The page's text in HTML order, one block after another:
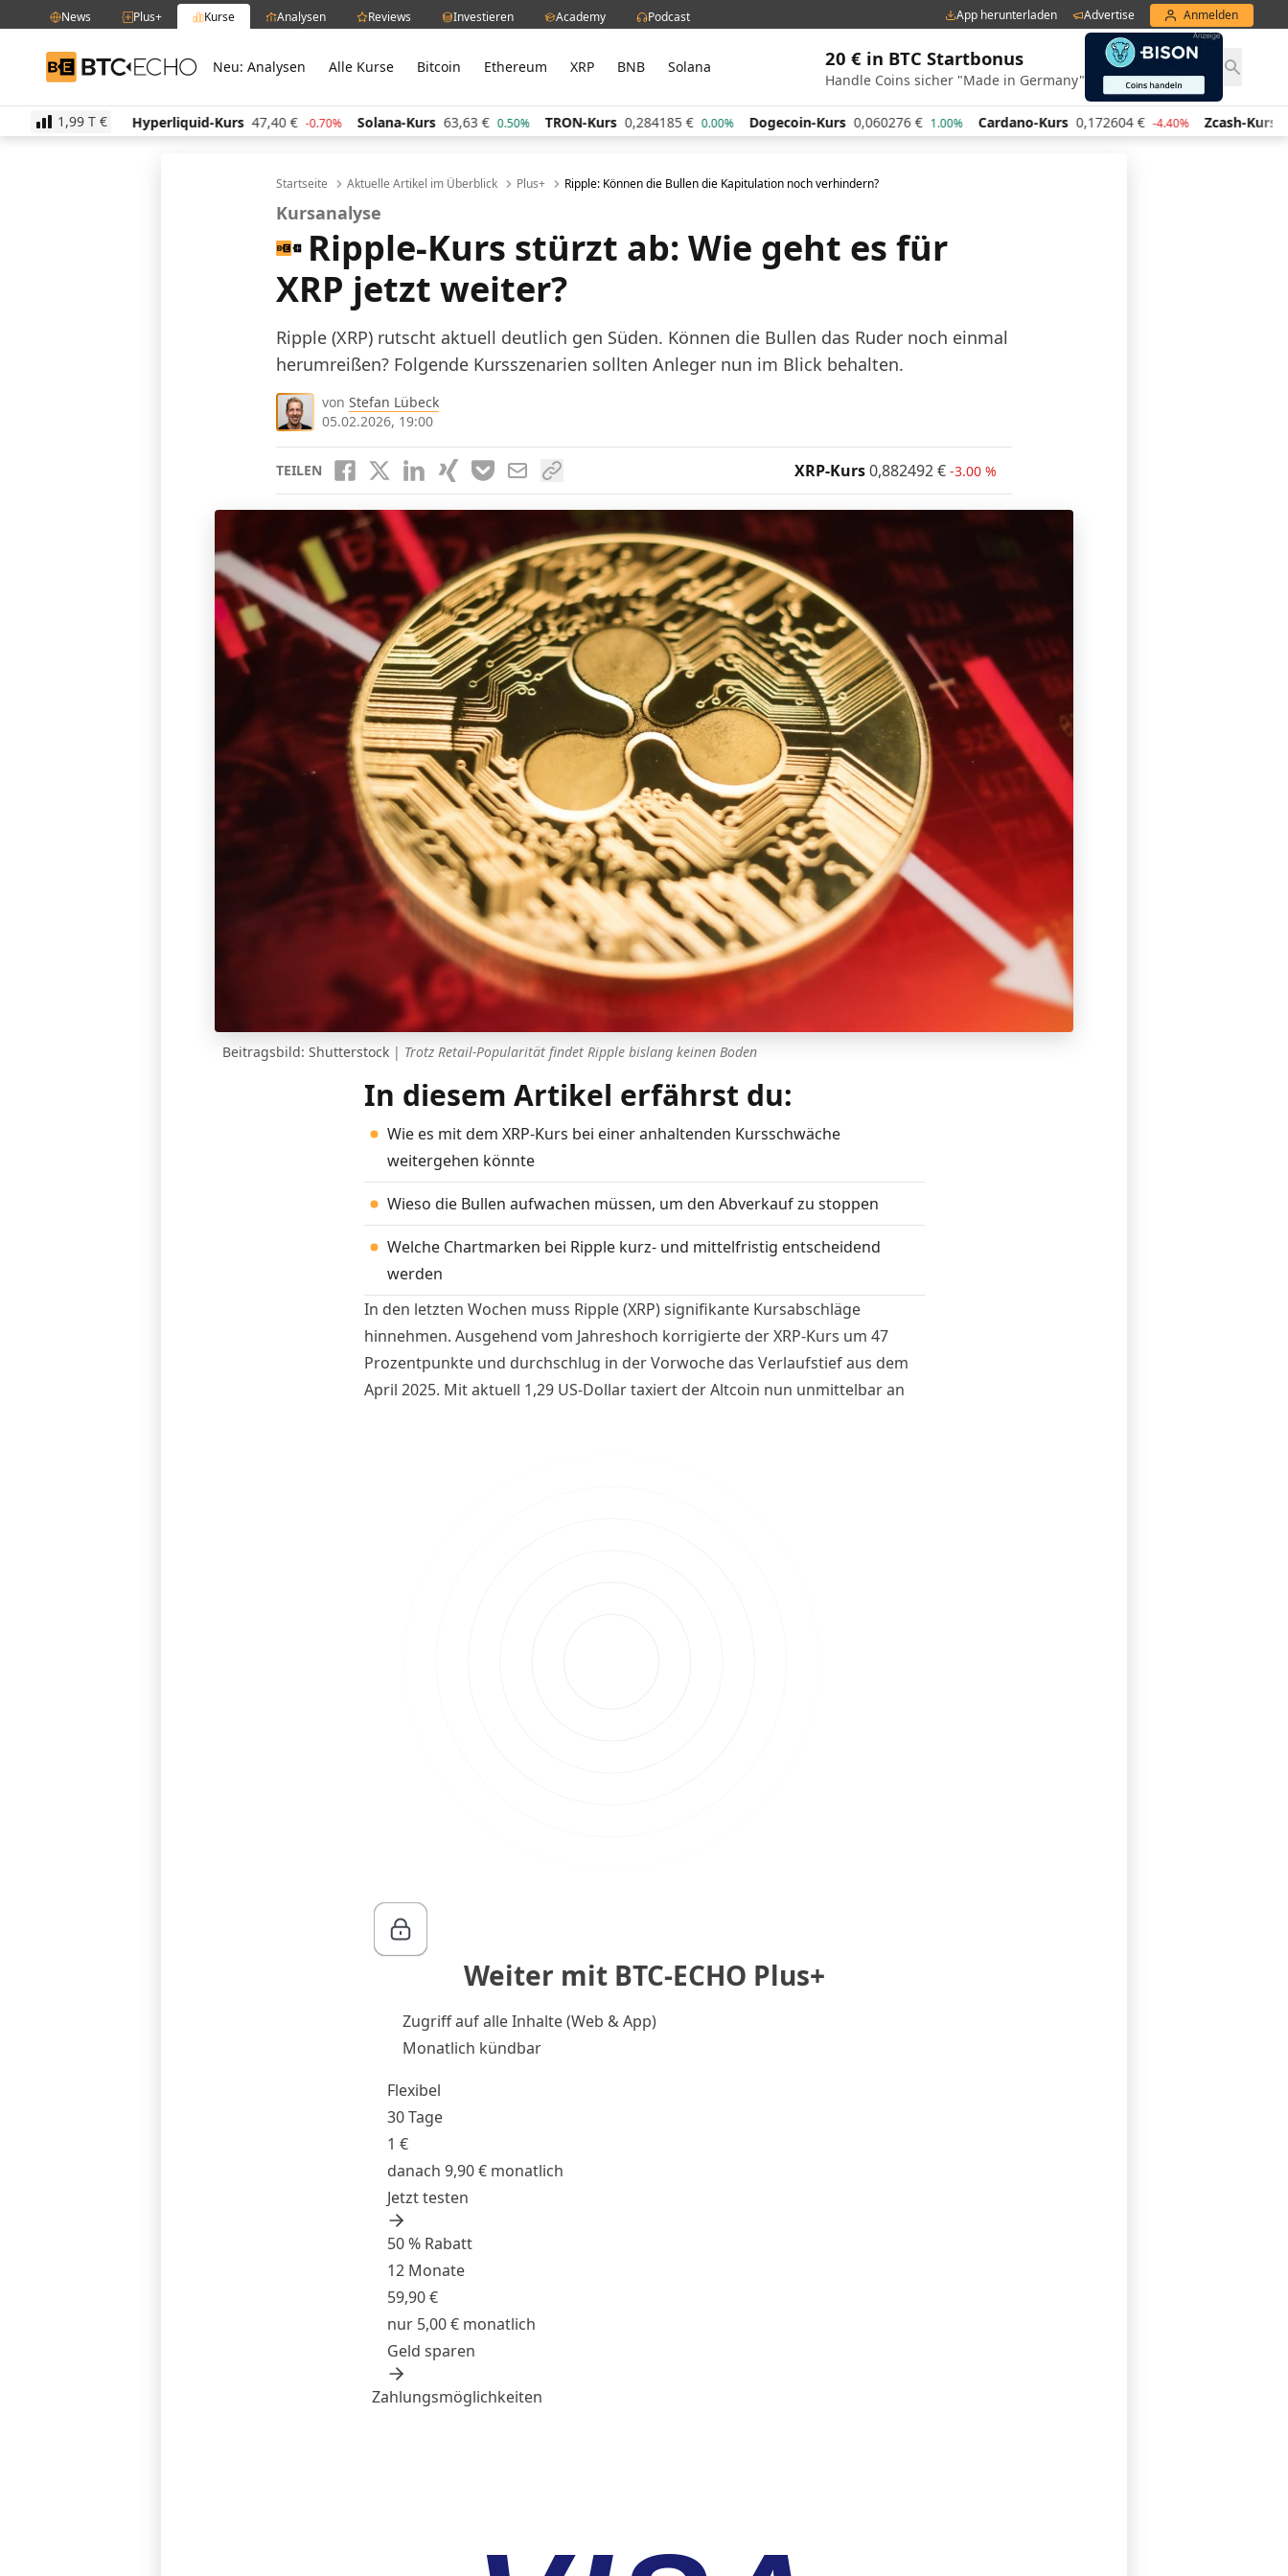
News Plus+ Kurse Analysen Reviews Investieren Academy Podcast App herunterladen Advertise Anmelden
BTC-ECHO Neu: Analysen Alle Kurse Bitcoin Ethereum XRP BNB Solana 20 € in BTC Startbonus
Handle Coins sicher "Made in Germany"
1,99 T €
0.00% Hyperliquid-Kurs 47,40 € -0.70% Solana-Kurs 63,63 € 0.50% TRON-Kurs 0,284185 € 0.00% Dogecoin-Kurs 0,060276 € 1.00% Cardano-Kurs 0,172604 € -4.40% Zcash-Kurs 443,09
Startseite Aktuelle Artikel im Überblick Plus+ Ripple: Können die Bullen die Kapitulation noch verhindern?
Kursanalyse
Ripple-Kurs stürzt ab: Wie geht es für
XRP jetzt weiter?
Ripple (XRP) rutscht aktuell deutlich gen Süden. Können die Bullen das Ruder noch einmal
herumreißen? Folgende Kursszenarien sollten Anleger nun im Blick behalten.
von Stefan Lübeck
05.02.2026, 19:00
TEILEN XRP-Kurs0,882492€ -3.00 %
Beitragsbild: Shutterstock | Trotz Retail-Popularität findet Ripple bislang keinen Boden
In diesem Artikel erfährst du:
Wie es mit dem XRP-Kurs bei einer anhaltenden Kursschwäche
weitergehen könnte
Wieso die Bullen aufwachen müssen, um den Abverkauf zu stoppen
Welche Chartmarken bei Ripple kurz- und mittelfristig entscheidend
werden
In den letzten Wochen muss Ripple (XRP) signifikante Kursabschläge
hinnehmen. Ausgehend vom Jahreshoch korrigierte der XRP-Kurs um 47
Prozentpunkte und durchschlug in der Vorwoche das Verlaufstief aus dem
April 2025. Mit aktuell 1,29 US-Dollar taxiert der Altcoin nun unmittelbar an
Weiter mit BTC-ECHO Plus+
Zugriff auf alle Inhalte (Web & App)
Monatlich kündbar
Flexibel
30 Tage
1 €
danach 9,90 € monatlich
Jetzt testen
50 % Rabatt
12 Monate
59,90 €
nur 5,00 € monatlich
Geld sparen
Zahlungsmöglichkeiten